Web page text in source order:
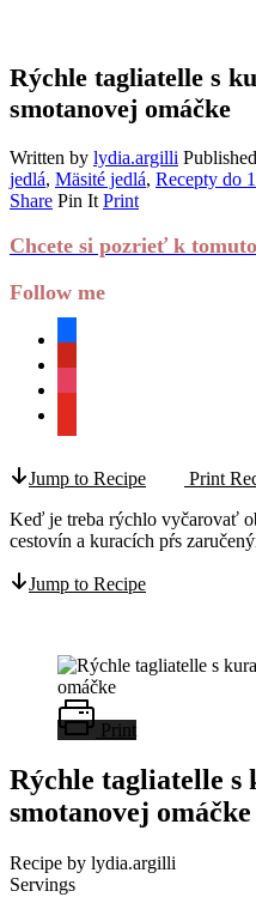
Rýchle tagliatelle s
smotanovej omáčke
Written by lydia.argilli
jedlá, Mäsité jedlá, Recepty do
Share Pin It Print
Chcete si pozrieť k
Follow me
Jump to Recipe
Print
Keď je treba rýchlo vyčarovať
cestovín a kuracích pŕs
Jump to Recipe
Print
Rýchle tagliatelle s
smotanovej omáčke
Recipe by lydia.argilli
Servings